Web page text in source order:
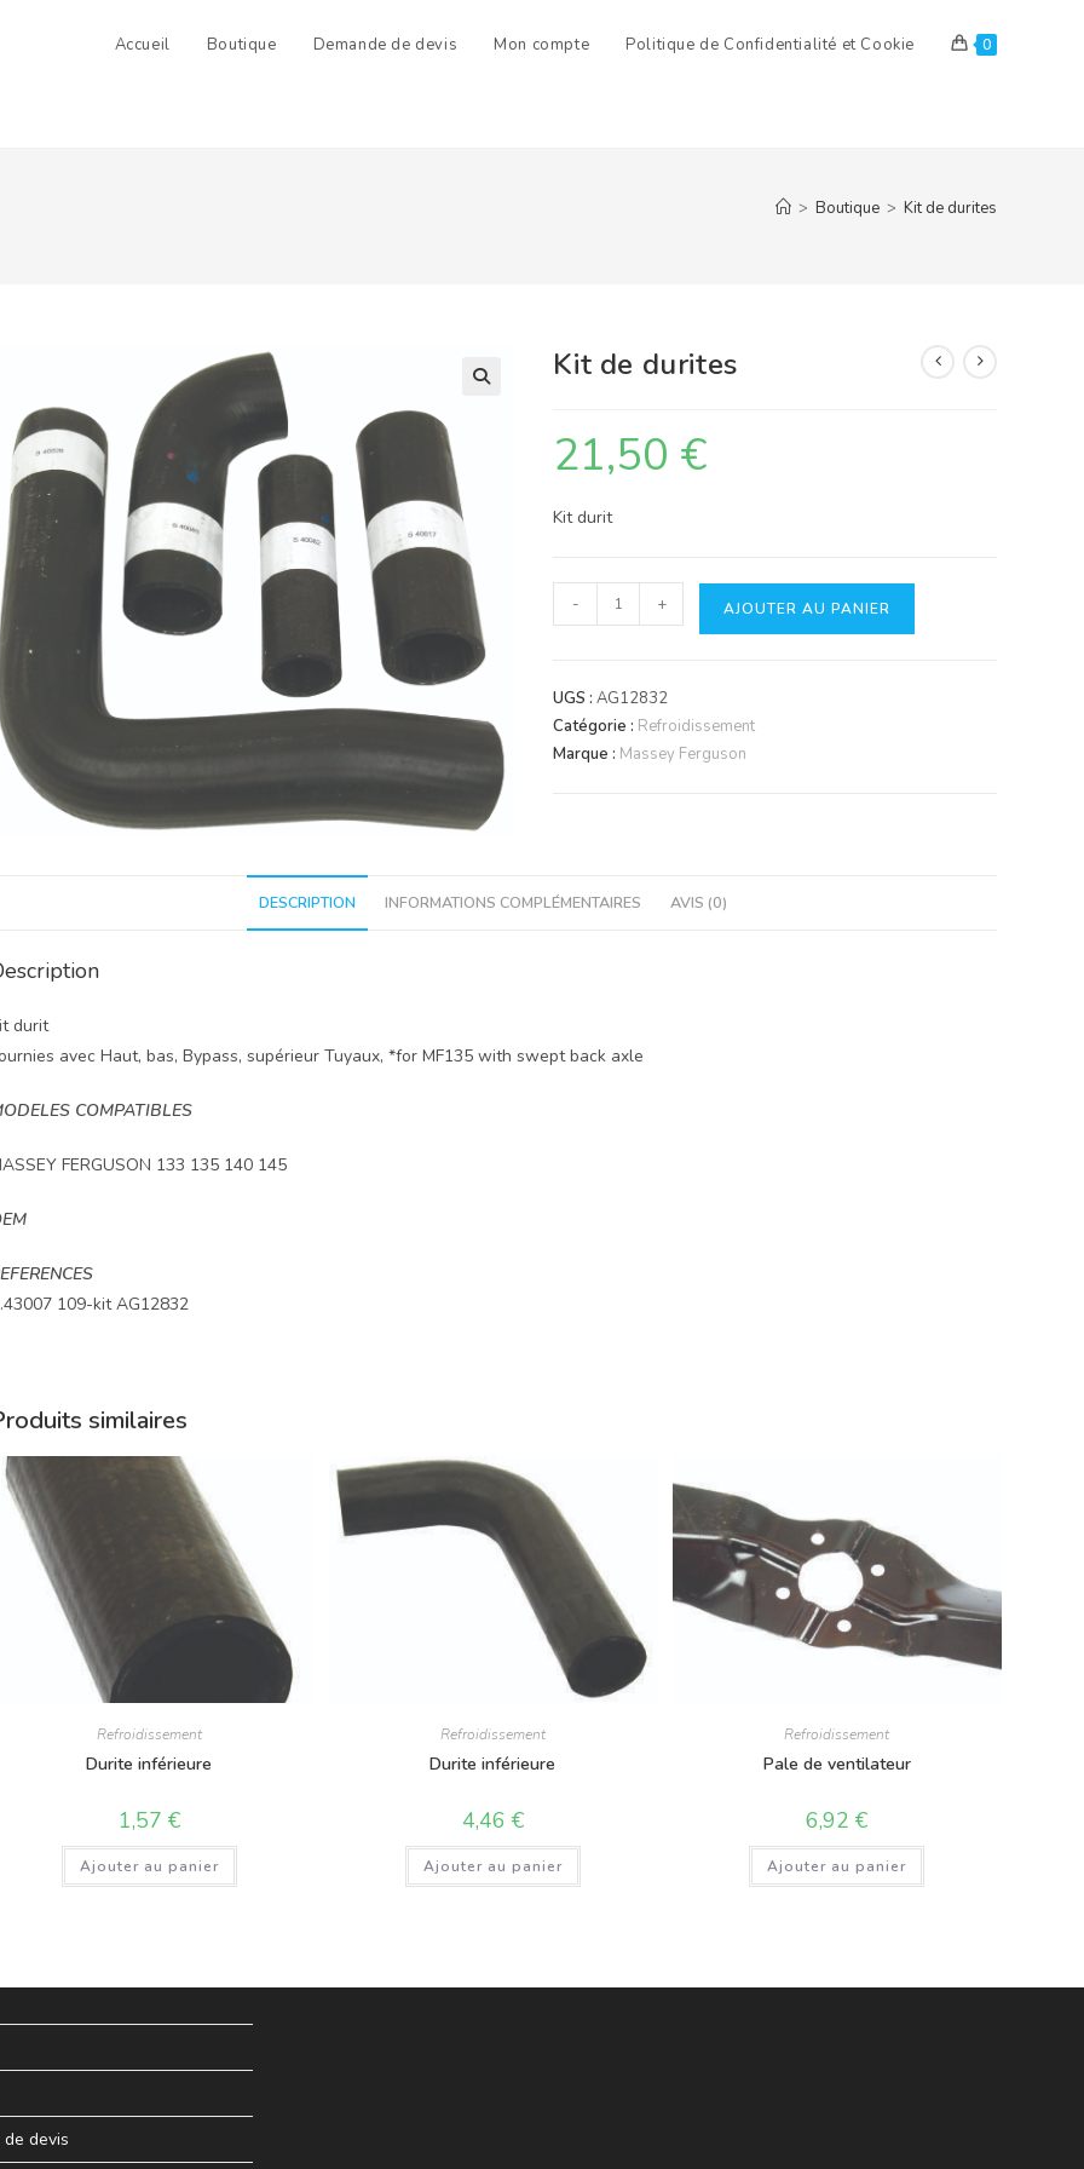
Accueil Boutique Demande de devis Mon compte Politique de Confidentialité et Cookie 0
> Boutique > Kit de durites
Kit de durites
21,50 €
Kit durit
quantité
de
de
durites
- + AJOUTER AU PANIER
UGS :AG12832
Catégorie : Refroidissement
Marque : Massey Ferguson
DESCRIPTION INFORMATIONS COMPLÉMENTAIRES AVIS (0)
durit
avec Haut, bas, Bypass, supérieur Tuyaux, *for MF135 with swept back axle
COMPATIBLES
FERGUSON 133 135 140 145
109-kit AG12832
similaires
Refroidissement
Durite inférieure
1,57 €
Ajouter au panier
Refroidissement
Durite inférieure
4,46 €
Ajouter au panier
Refroidissement
Pale de ventilateur
6,92€
Ajouter au panier
devis